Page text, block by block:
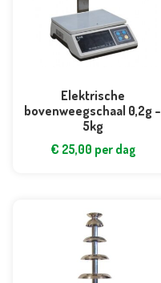
Elektrische
bovenweegschaal 0,2g –
5kg
€ 25,00 per dag